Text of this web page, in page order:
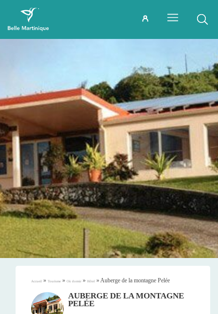
Accueil » Tourisme » Où dormir » Hôtel »Auberge de la montagne Pelée
AUBERGE DE LA MONTAGNE
PELÉE